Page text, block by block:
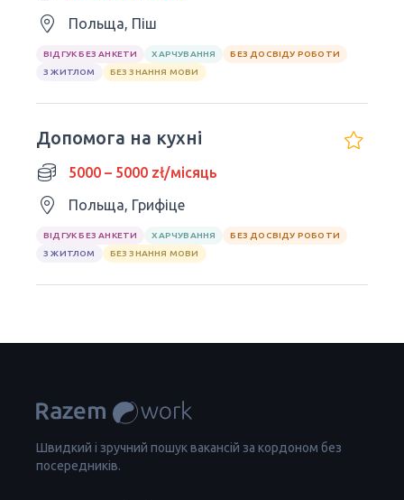
Польща, Піш
ВІДГУК БЕЗ АНКЕТИ ХАРЧУВАННЯ
БЕЗ ДОСВІДУ РОБОТИ
З ЖИТЛОМ
БЕЗ ЗНАННЯ МОВИ
Допомога на кухні
5000 – 5000 zł/місяць
Польща, Грифіце
ВІДГУК БЕЗ АНКЕТИ ХАРЧУВАННЯ
БЕЗ ДОСВІДУ РОБОТИ
З ЖИТЛОМ
БЕЗ ЗНАННЯ МОВИ
Швидкий і зручний пошук вакансій за кордоном без
посередників.